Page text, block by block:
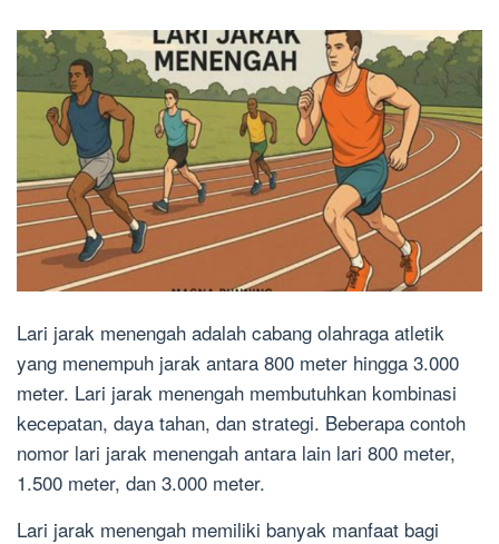
Lari jarak menengah adalah cabang olahraga atletik
yang menempuh jarak antara 800 meter hingga 3.000
meter. Lari jarak menengah membutuhkan kombinasi
kecepatan, daya tahan, dan strategi. Beberapa contoh
nomor lari jarak menengah antara lain lari 800 meter,
1.500 meter, dan 3.000 meter.
Lari jarak menengah memiliki banyak manfaat bagi